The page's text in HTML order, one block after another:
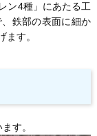
ン4種」にあたる工
鉄部の表面に細か
す。
す。